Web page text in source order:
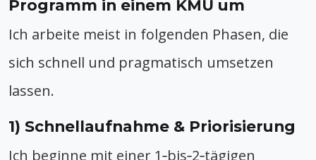
Programm in einem KMU um
Ich arbeite meist in folgenden Phasen, die
sich schnell und pragmatisch umsetzen
lassen.
1) Schnellaufnahme & Priorisierung
Ich beginne mit einer 1‑bis‑2‑tägigen